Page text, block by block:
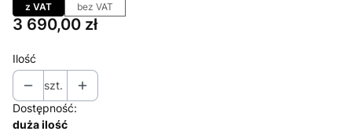
z VAT bez VAT
Cena
3 690,00 zł
Ilość
szt.
Dostępność:
duża ilość